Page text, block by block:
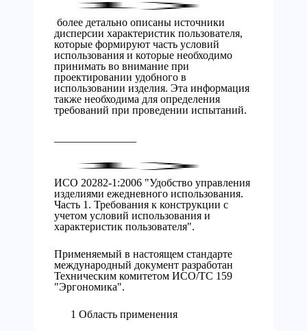
более детально описаны источники
дисперсии характеристик пользователя,
которые формируют часть условий
использования и которые необходимо
принимать во внимание при
проектировании удобного в
использовании изделия. Эта информация
также необходима для определения
требований при проведении испытаний.
ИСО 20282-1:2006 "Удобство управления
изделиями ежедневного использования.
Часть 1. Требования к конструкции с
учетом условий использования и
характеристик пользователя".
Применяемый в настоящем стандарте
международный документ разработан
Техническим комитетом ИСО/ТС 159
"Эргономика".
1 Область применения